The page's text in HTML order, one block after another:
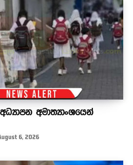
අමාත්‍යාංශයෙන්
6, 2026